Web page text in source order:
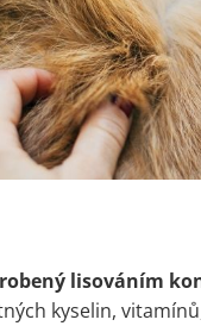
lisováním
kyselin,